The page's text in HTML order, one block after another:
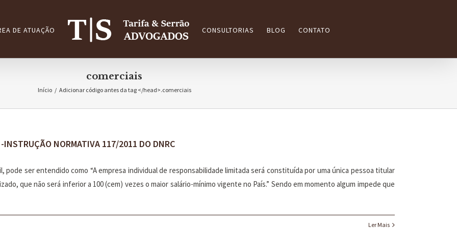
DE ATUAÇÃO CONSULTORIAS BLOG CONTATO
comerciais
Início / Adicionar código antes da tag </head>.comerciais
NORMATIVA 117/2011 DO DNRC
pode ser entendido como “A empresa individual de responsabilidade limitada será constituída por uma única pessoa titular
que não será inferior a 100 (cem) vezes o maior salário-mínimo vigente no País.” Sendo em momento algum impede que
Ler Mais